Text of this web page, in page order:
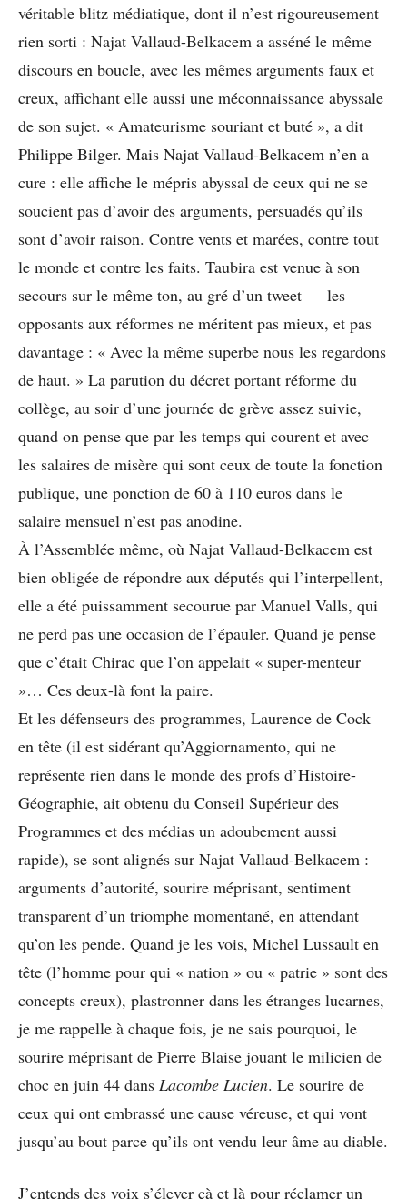
véritable blitz médiatique, dont il n’est rigoureusement
rien sorti : Najat Vallaud-Belkacem a asséné le même
discours en boucle, avec les mêmes arguments faux et
creux, affichant elle aussi une méconnaissance abyssale
de son sujet. « Amateurisme souriant et buté », a dit
Philippe Bilger. Mais Najat Vallaud-Belkacem n’en a
cure : elle affiche le mépris abyssal de ceux qui ne se
soucient pas d’avoir des arguments, persuadés qu’ils
sont d’avoir raison. Contre vents et marées, contre tout
le monde et contre les faits. Taubira est venue à son
secours sur le même ton, au gré d’un tweet — les
opposants aux réformes ne méritent pas mieux, et pas
davantage : « Avec la même superbe nous les regardons
de haut. » La parution du décret portant réforme du
collège, au soir d’une journée de grève assez suivie,
quand on pense que par les temps qui courent et avec
les salaires de misère qui sont ceux de toute la fonction
publique, une ponction de 60 à 110 euros dans le
salaire mensuel n’est pas anodine.
À l’Assemblée même, où Najat Vallaud-Belkacem est
bien obligée de répondre aux députés qui l’interpellent,
elle a été puissamment secourue par Manuel Valls, qui
ne perd pas une occasion de l’épauler. Quand je pense
que c’était Chirac que l’on appelait « super-menteur
»… Ces deux-là font la paire.
Et les défenseurs des programmes, Laurence de Cock
en tête (il est sidérant qu’Aggiornamento, qui ne
représente rien dans le monde des profs d’Histoire-
Géographie, ait obtenu du Conseil Supérieur des
Programmes et des médias un adoubement aussi
rapide), se sont alignés sur Najat Vallaud-Belkacem :
arguments d’autorité, sourire méprisant, sentiment
transparent d’un triomphe momentané, en attendant
qu’on les pende. Quand je les vois, Michel Lussault en
tête (l’homme pour qui « nation » ou « patrie » sont des
concepts creux), plastronner dans les étranges lucarnes,
je me rappelle à chaque fois, je ne sais pourquoi, le
sourire méprisant de Pierre Blaise jouant le milicien de
choc en juin 44 dans Lacombe Lucien. Le sourire de
ceux qui ont embrassé une cause véreuse, et qui vont
jusqu’au bout parce qu’ils ont vendu leur âme au diable.
J’entends des voix s’élever çà et là pour réclamer un